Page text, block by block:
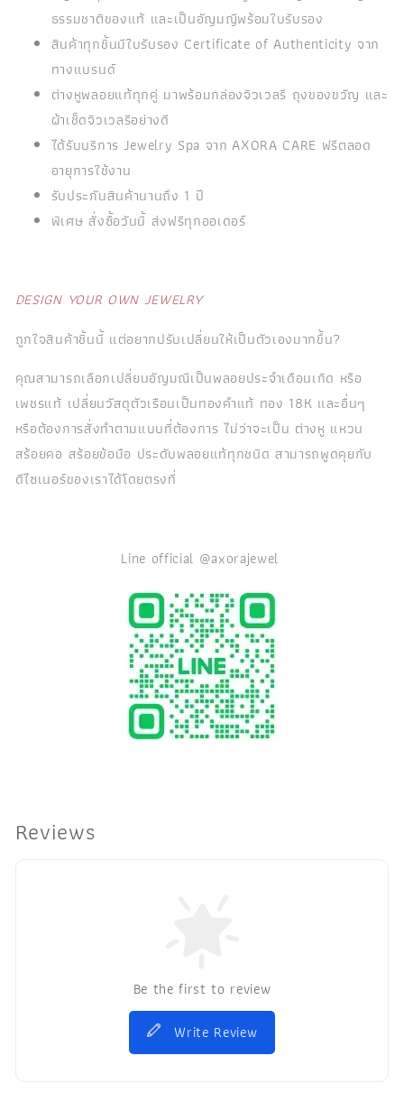
ธรรมชาติของแท้ และเป็นอัญมญีพร้อมใบรับรอง
สินค้าทุกชิ้นมีใบรับรอง Certificate of Authenticity จาก
ทางแบรนด์
ต่างหูพลอยแท้ทุกคู่ มาพร้อมกล่องจิวเวลรี ถุงของขวัญ และ
ผ้าเช็ดจิวเวลรีอย่างดี
ได้รับบริการ Jewelry Spa จาก AXORA CARE ฟรีตลอด
อายุการใช้งาน
รับประกันสินค้านานถึง 1 ปี
พิเศษ สั่งซื้อวันนี้ ส่งฟรีทุกออเดอร์
DESIGN YOUR OWN JEWELRY
ถูกใจสินค้าชิ้นนี้ แต่อยากปรับเปลี่ยนให้เป็นตัวเองมากขึ้น?
คุณสามารถเลือกเปลี่ยนอัญมณีเป็นพลอยประจำเดือนเกิด หรือ
เพชรแท้ เปลี่ยนวัสดุตัวเรือนเป็นทองคำแท้ ทอง 18K และอื่นๆ
หรือต้องการสั่งทำตามแบบที่ต้องการ ไม่ว่าจะเป็น ต่างหู แหวน
สร้อยคอ สร้อยข้อมือ ประดับพลอยแท้ทุกชนิด สามารถพูดคุยกับ
ดีไซเนอร์ของเราได้โดยตรงที่
Line official @axorajewel
Reviews
Be the first to review
Write Review